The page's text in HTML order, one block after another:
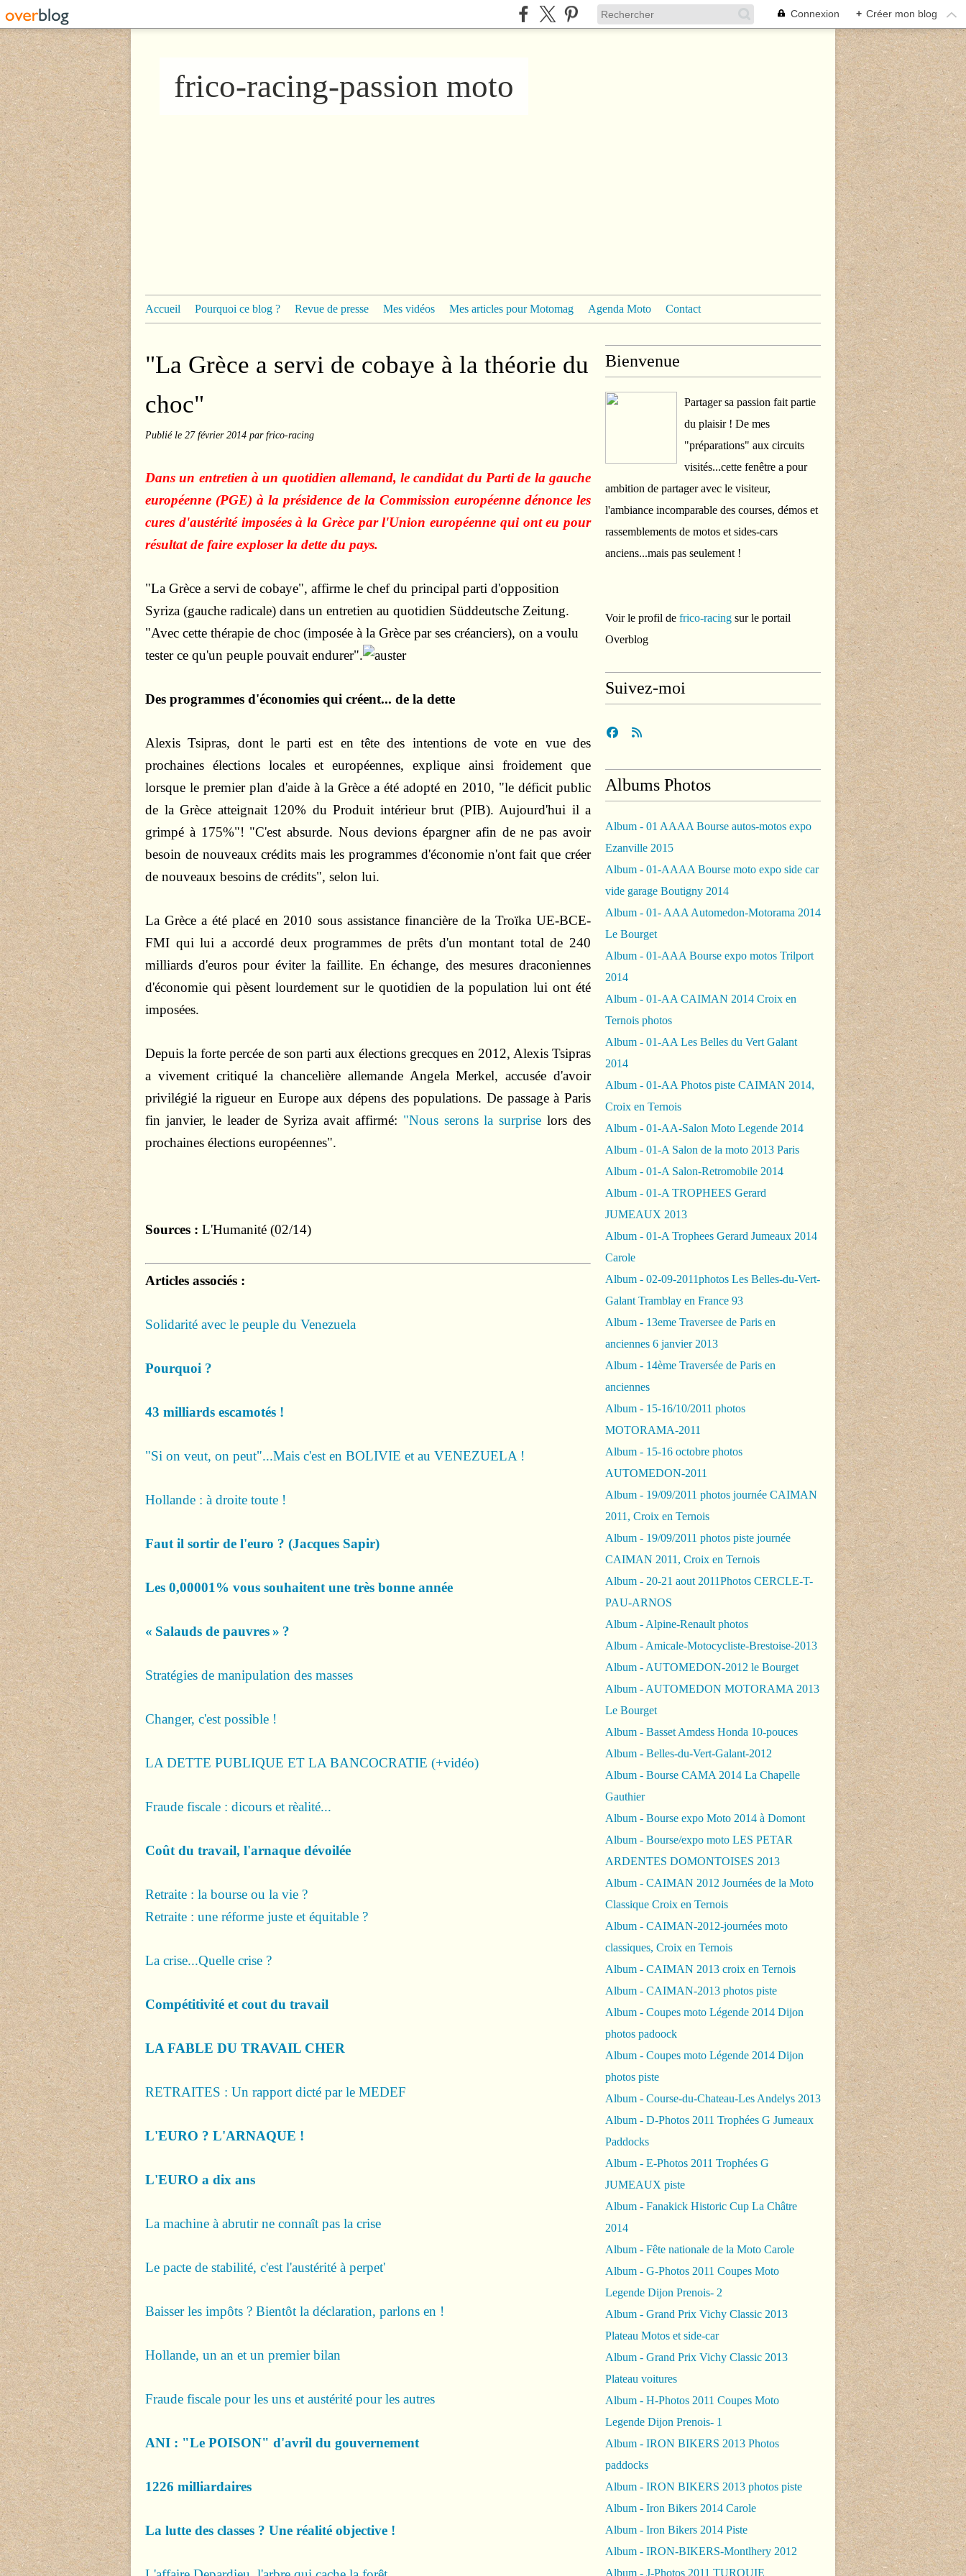
Connexion + Créer mon blog
frico-racing-passion moto
Accueil Pourquoi ce blog ? Revue de presse Mes vidéos Mes articles pour Motomag Agenda Moto Contact
"La Grèce a servi de cobaye à la théorie du
choc"
Publié le 27 février 2014 par frico-racing
Dans un entretien à un quotidien allemand, le candidat du Parti de la gauche
européenne (PGE) à la présidence de la Commission européenne dénonce les
cures d'austérité imposées à la Grèce par l'Union européenne qui ont eu pour
résultat de faire exploser la dette du pays.
"La Grèce a servi de cobaye", affirme le chef du principal parti d'opposition
Syriza (gauche radicale) dans un entretien au quotidien Süddeutsche Zeitung.
"Avec cette thérapie de choc (imposée à la Grèce par ses créanciers), on a voulu
tester ce qu'un peuple pouvait endurer".
Des programmes d'économies qui créent... de la dette
Alexis Tsipras, dont le parti est en tête des intentions de vote en vue des
prochaines élections locales et européennes, explique ainsi froidement que
lorsque le premier plan d'aide à la Grèce a été adopté en 2010, "le déficit public
de la Grèce atteignait 120% du Produit intérieur brut (PIB). Aujourd'hui il a
grimpé à 175%"! "C'est absurde. Nous devions épargner afin de ne pas avoir
besoin de nouveaux crédits mais les programmes d'économie n'ont fait que créer
de nouveaux besoins de crédits", selon lui.
La Grèce a été placé en 2010 sous assistance financière de la Troïka UE-BCE-
FMI qui lui a accordé deux programmes de prêts d'un montant total de 240
milliards d'euros pour éviter la faillite. En échange, des mesures draconiennes
d'économie qui pèsent lourdement sur le quotidien de la population lui ont été
imposées.
Depuis la forte percée de son parti aux élections grecques en 2012, Alexis Tsipras
a vivement critiqué la chancelière allemande Angela Merkel, accusée d'avoir
privilégié la rigueur en Europe aux dépens des populations. De passage à Paris
fin janvier, le leader de Syriza avait affirmé: "Nous serons la surprise lors des
prochaines élections européennes".
Sources : L'Humanité (02/14)
Articles associés :
Solidarité avec le peuple du Venezuela
Pourquoi ?
43 milliards escamotés !
"Si on veut, on peut"...Mais c'est en BOLIVIE et au VENEZUELA !
Hollande : à droite toute !
Faut il sortir de l'euro ? (Jacques Sapir)
Les 0,00001% vous souhaitent une très bonne année
« Salauds de pauvres » ?
Stratégies de manipulation des masses
Changer, c'est possible !
LA DETTE PUBLIQUE ET LA BANCOCRATIE (+vidéo)
Fraude fiscale : dicours et rèalité...
Coût du travail, l'arnaque dévoilée
Retraite : la bourse ou la vie ?
Retraite : une réforme juste et équitable ?
La crise...Quelle crise ?
Compétitivité et cout du travail
LA FABLE DU TRAVAIL CHER
RETRAITES : Un rapport dicté par le MEDEF
L'EURO ? L'ARNAQUE !
L'EURO a dix ans
La machine à abrutir ne connaît pas la crise
Le pacte de stabilité, c'est l'austérité à perpet'
Baisser les impôts ? Bientôt la déclaration, parlons en !
Hollande, un an et un premier bilan
Fraude fiscale pour les uns et austérité pour les autres
ANI : "Le POISON" d'avril du gouvernement
1226 milliardaires
La lutte des classes ? Une réalité objective !
Bienvenue
Partager sa passion fait partie
du plaisir ! De mes
"préparations" aux circuits
visités...cette fenêtre a pour
ambition de partager avec le visiteur,
l'ambiance incomparable des courses, démos et
rassemblements de motos et sides-cars
anciens...mais pas seulement !
Voir le profil de frico-racing sur le portail
Overblog
Suivez-moi
Albums Photos
Album - 01 AAAA Bourse autos-motos expo
Ezanville 2015
Album - 01-AAAA Bourse moto expo side car
vide garage Boutigny 2014
Album - 01- AAA Automedon-Motorama 2014
Le Bourget
Album - 01-AAA Bourse expo motos Trilport
2014
Album - 01-AA CAIMAN 2014 Croix en
Ternois photos
Album - 01-AA Les Belles du Vert Galant
2014
Album - 01-AA Photos piste CAIMAN 2014,
Croix en Ternois
Album - 01-AA-Salon Moto Legende 2014
Album - 01-A Salon de la moto 2013 Paris
Album - 01-A Salon-Retromobile 2014
Album - 01-A TROPHEES Gerard
JUMEAUX 2013
Album - 01-A Trophees Gerard Jumeaux 2014
Carole
Album - 02-09-2011photos Les Belles-du-Vert-
Galant Tramblay en France 93
Album - 13eme Traversee de Paris en
anciennes 6 janvier 2013
Album - 14ème Traversée de Paris en
anciennes
Album - 15-16/10/2011 photos
MOTORAMA-2011
Album - 15-16 octobre photos
AUTOMEDON-2011
Album - 19/09/2011 photos journée CAIMAN
2011, Croix en Ternois
Album - 19/09/2011 photos piste journée
CAIMAN 2011, Croix en Ternois
Album - 20-21 aout 2011Photos CERCLE-T-
PAU-ARNOS
Album - Alpine-Renault photos
Album - Amicale-Motocycliste-Brestoise-2013
Album - AUTOMEDON-2012 le Bourget
Album - AUTOMEDON MOTORAMA 2013
Le Bourget
Album - Basset Amdess Honda 10-pouces
Album - Belles-du-Vert-Galant-2012
Album - Bourse CAMA 2014 La Chapelle
Gauthier
Album - Bourse expo Moto 2014 à Domont
Album - Bourse/expo moto LES PETAR
ARDENTES DOMONTOISES 2013
Album - CAIMAN 2012 Journées de la Moto
Classique Croix en Ternois
Album - CAIMAN-2012-journées moto
classiques, Croix en Ternois
Album - CAIMAN 2013 croix en Ternois
Album - CAIMAN-2013 photos piste
Album - Coupes moto Légende 2014 Dijon
photos padoock
Album - Coupes moto Légende 2014 Dijon
photos piste
Album - Course-du-Chateau-Les Andelys 2013
Album - D-Photos 2011 Trophées G Jumeaux
Paddocks
Album - E-Photos 2011 Trophées G
JUMEAUX piste
Album - Fanakick Historic Cup La Châtre
2014
Album - Fête nationale de la Moto Carole
Album - G-Photos 2011 Coupes Moto
Legende Dijon Prenois- 2
Album - Grand Prix Vichy Classic 2013
Plateau Motos et side-car
Album - Grand Prix Vichy Classic 2013
Plateau voitures
Album - H-Photos 2011 Coupes Moto
Legende Dijon Prenois- 1
Album - IRON BIKERS 2013 Photos
paddocks
Album - IRON BIKERS 2013 photos piste
Album - Iron Bikers 2014 Carole
Album - Iron Bikers 2014 Piste
Album - IRON-BIKERS-Montlhery 2012
Album - J-Photos 2011 TURQUIE